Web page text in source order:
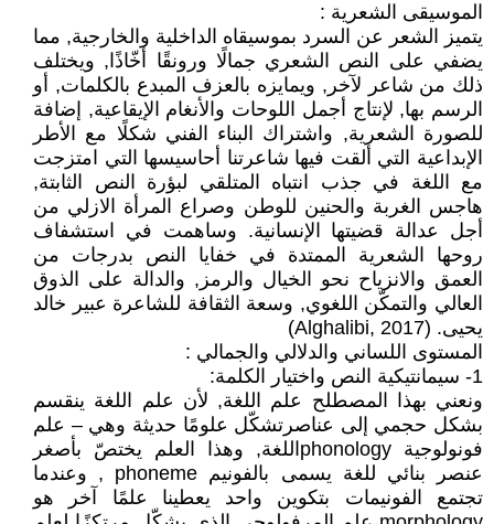
الموسيقى الشعرية :
يتميز الشعر عن السرد بموسيقاه الداخلية والخارجية, مما
يضفي على النص الشعري جمالًا ورونقًا أخّاذًا, ويختلف
ذلك من شاعر لآخر, ويمايزه بالعزف المبدع بالكلمات, أو
الرسم بها, لإنتاج أجمل اللوحات والأنغام الإيقاعية, إضافة
للصورة الشعرية, واشتراك البناء الفني شكلًا مع الأطر
الإبداعية التي ألقت فيها شاعرتنا أحاسيسها التي امتزجت
مع اللغة في جذب انتباه المتلقي لبؤرة النص الثابتة,
هاجس الغربة والحنين للوطن وصراع المرأة الازلي من
أجل عدالة قضيتها الإنسانية. وساهمت في استشفاف
روحها الشعرية الممتدة في خفايا النص بدرجات من
العمق والانزياح نحو الخيال والرمز, والدالة على الذوق
العالي والتمكّن اللغوي, وسعة الثقافة للشاعرة عبير خالد
يحيى. (Alghalibi, 2017)
المستوى اللساني والدلالي والجمالي :
1- سيمانتيكية النص واختيار الكلمة:
ونعني بهذا المصطلح علم اللغة, لأن علم اللغة ينقسم
بشكل حجمي إلى عناصرتشكّل علومًا حديثة وهي – علم
فونولوجية phonologyاللغة, وهذا العلم يختصّ بأصغر
عنصر بنائي للغة يسمى بالفونيم phoneme , وعندما
تجتمع الفونيمات بتكوين واحد يعطينا علمًا آخر هو